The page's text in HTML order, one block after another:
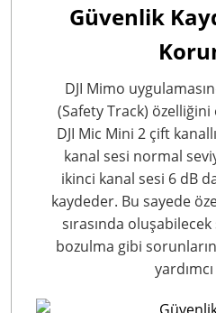
Güvenlik
DJI Mimo
(Safety Track)
DJI Mic Mini 2 çift
kanal sesi normal
ikinci kanal sesi 6 dB
kaydeder. Bu sayede
sırasında oluşabilecek
bozulma gibi